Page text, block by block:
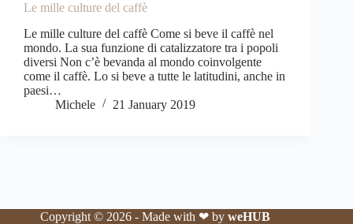
Le mille culture del caffè
Le mille culture del caffè Come si beve il caffè nel
mondo. La sua funzione di catalizzatore tra i popoli
diversi Non c’è bevanda al mondo coinvolgente
come il caffè. Lo si beve a tutte le latitudini, anche in
paesi…
Michele
21 January 2019
Copyright © 2026 - Made with ❤ byweHUB